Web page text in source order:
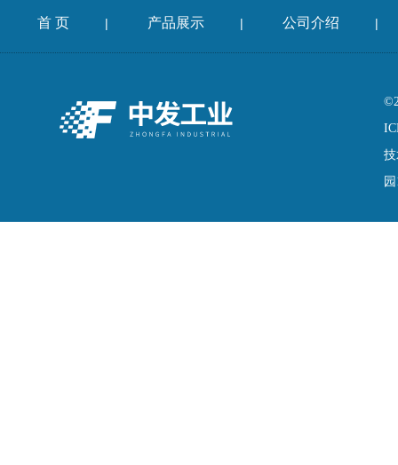
首 页 | 产品展示 | 公司介绍 |